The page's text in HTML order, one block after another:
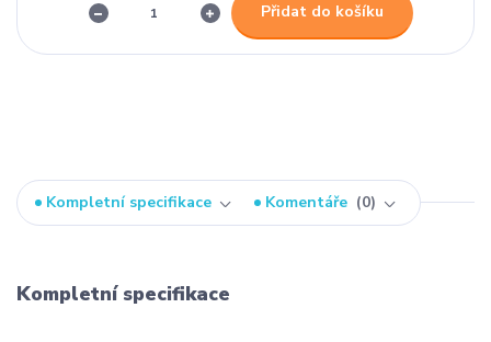
Přidat do košíku
Kompletní specifikace Komentáře 0
Kompletní specifikace